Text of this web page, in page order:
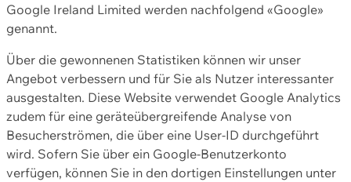
Google Ireland Limited werden nachfolgend «Google»
genannt.
Über die gewonnenen Statistiken können wir unser
Angebot verbessern und für Sie als Nutzer interessanter
ausgestalten. Diese Website verwendet Google Analytics
zudem für eine geräteübergreifende Analyse von
Besucherströmen, die über eine User-ID durchgeführt
wird. Sofern Sie über ein Google-Benutzerkonto
verfügen, können Sie in den dortigen Einstellungen unter